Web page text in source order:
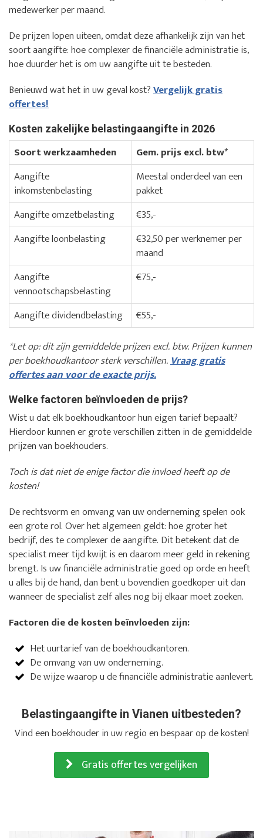
medewerker per maand.
De prijzen lopen uiteen, omdat deze afhankelijk zijn van het
soort aangifte: hoe complexer de financiële administratie is,
hoe duurder het is om uw aangifte uit te besteden.
Benieuwd wat het in uw geval kost?Vergelijk gratis
offertes!
Kosten zakelijke belastingaangifte in 2026
Soort werkzaamheden
Gem. prijs excl. btw*
Aangifte
inkomstenbelasting
Meestal onderdeel van een
pakket
Aangifte omzetbelasting
€35,-
Aangifte loonbelasting
€32,50 per werknemer per
maand
Aangifte
vennootschapsbelasting
€75,-
Aangifte dividendbelasting
€55,-
*Let op: dit zijn gemiddelde prijzen excl. btw. Prijzen kunnen
per boekhoudkantoor sterk verschillen.Vraag gratis
offertes aan voor de exacte prijs.
Welke factoren beïnvloeden de prijs?
Wist u dat elk boekhoudkantoor hun eigen tarief bepaalt?
Hierdoor kunnen er grote verschillen zitten in de gemiddelde
prijzen van boekhouders.
Toch is dat niet de enige factor die invloed heeft op de
kosten!
De rechtsvorm en omvang van uw onderneming spelen ook
een grote rol. Over het algemeen geldt: hoe groter het
bedrijf, des te complexer de aangifte. Dit betekent dat de
specialist meer tijd kwijt is en daarom meer geld in rekening
brengt. Is uw financiële administratie goed op orde en heeft
u alles bij de hand, dan bent u bovendien goedkoper uit dan
wanneer de specialist zelf alles nog bij elkaar moet zoeken.
Factoren die de kosten beïnvloeden zijn:
Het uurtarief van de boekhoudkantoren.
De omvang van uw onderneming.
De wijze waarop u de financiële administratie aanlevert.
Belastingaangifte in Vianen uitbesteden?
Vind een boekhouder in uw regio en bespaar op de kosten!
Gratis offertes vergelijken